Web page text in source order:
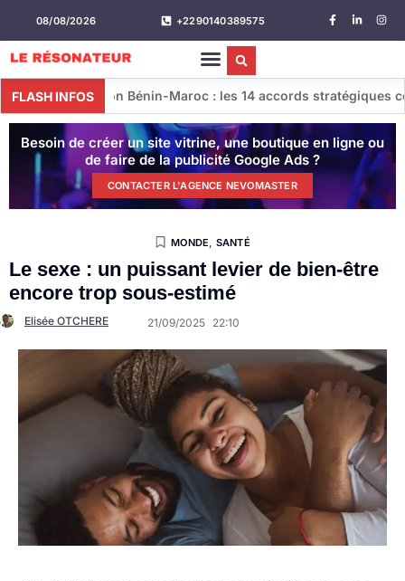
08/08/2026 +2290140389575
FLASH INFOS
Bénin-Maroc : les 14 accords stratégiques conclus lors de la
Besoin de créer un site vitrine, une boutique en ligne ou
de faire de la publicité Google Ads ?
CONTACTER L'AGENCE NEVOMASTER
MONDE SANTÉ
Le sexe : un puissant levier de bien-être
encore trop sous-estimé
Elisée OTCHERE 21/09/2025 22:10